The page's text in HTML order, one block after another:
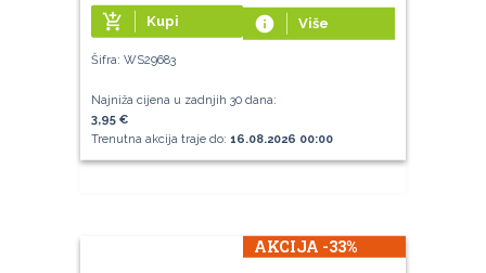
add_shopping_cart Kupi info Više
Šifra: WS29683
Najniža cijena u zadnjih 30 dana:
3,95 €
Trenutna akcija traje do: 16.08.2026 00:00
AKCIJA -33%